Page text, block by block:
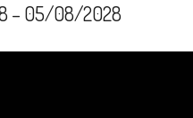
– 05/08/2028